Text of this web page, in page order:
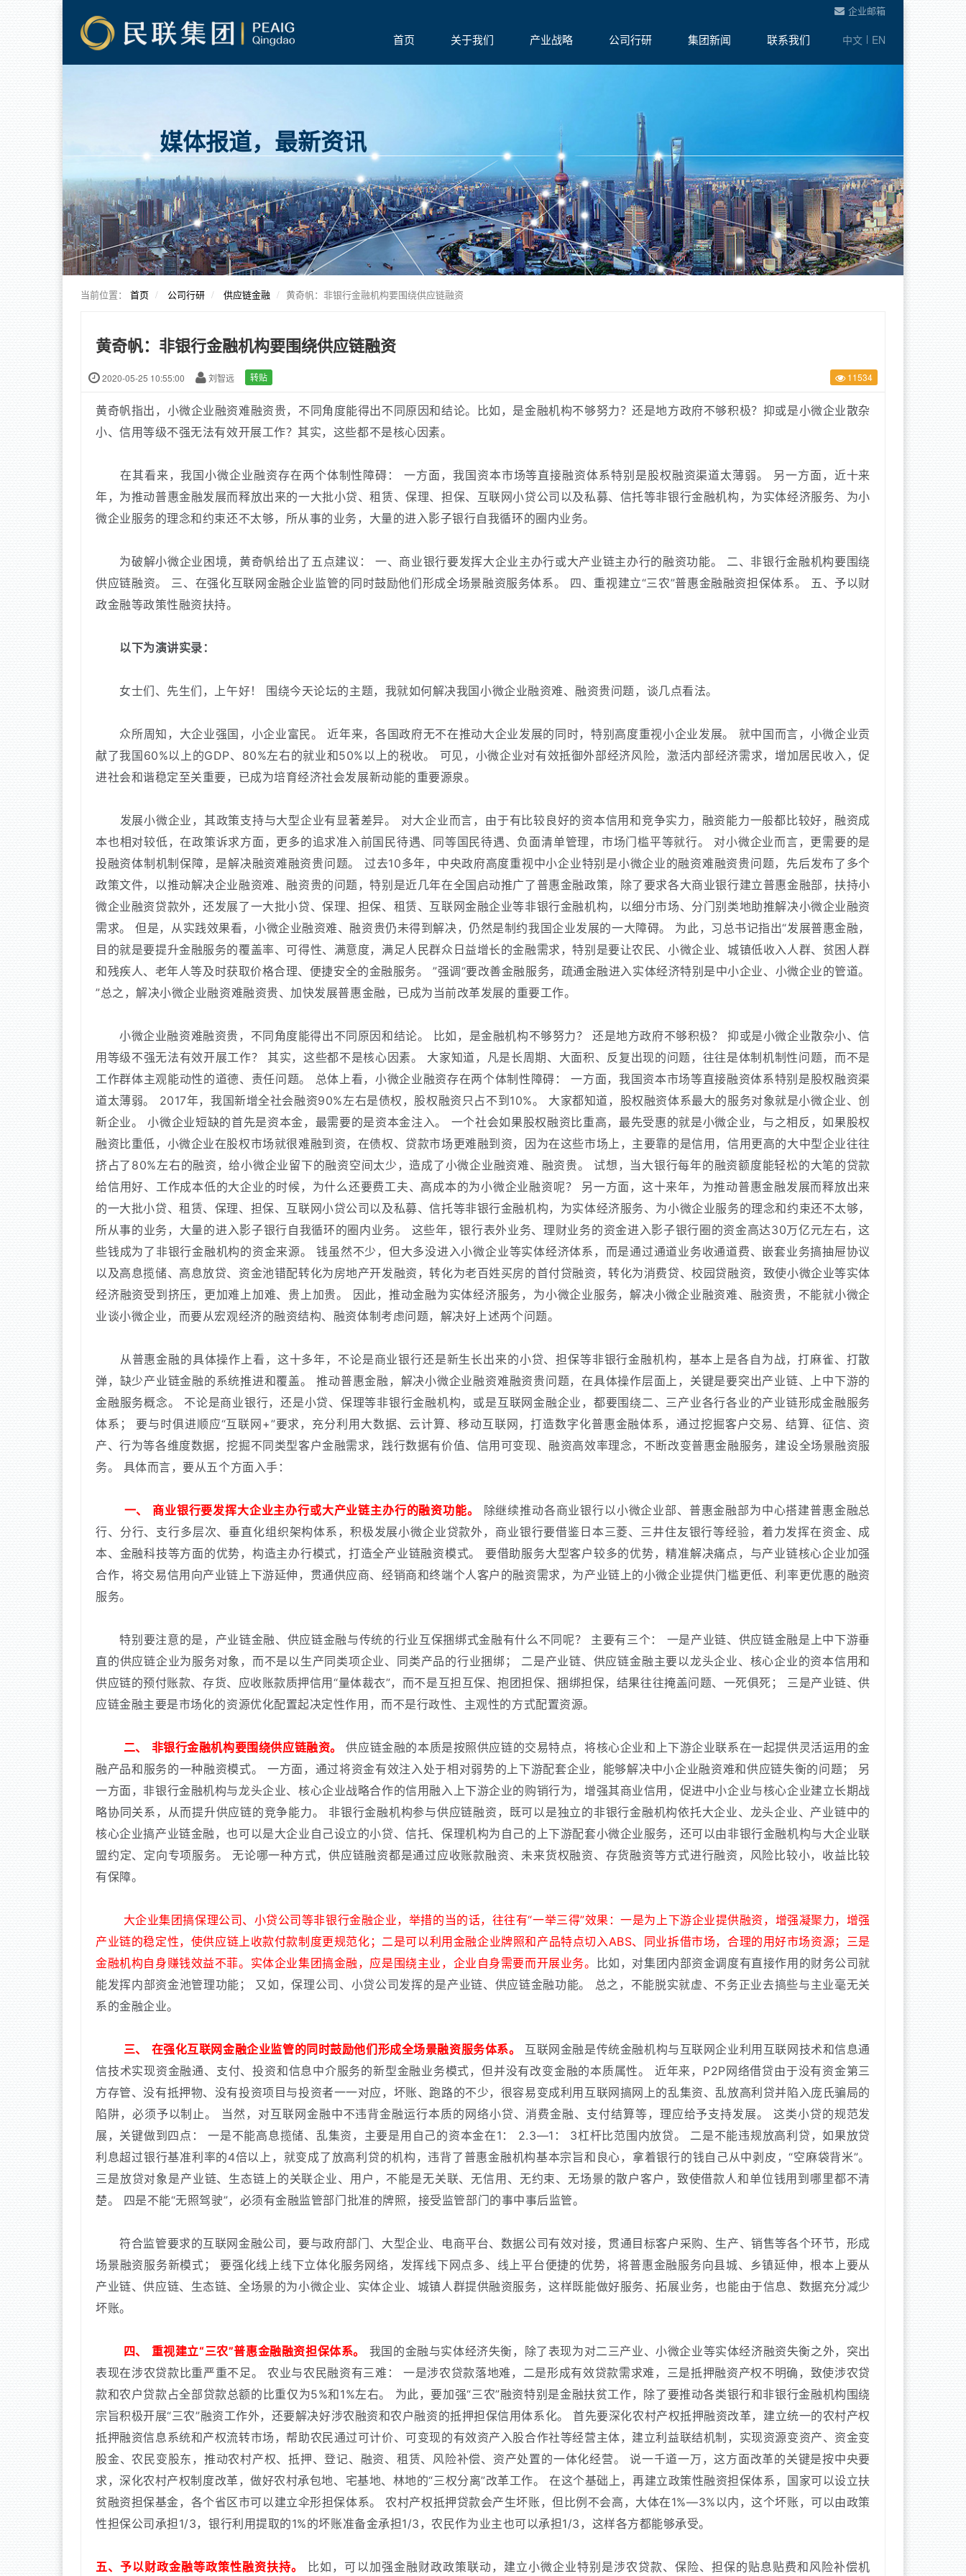
企业邮箱
首页 关于我们 产业战略 公司行研 集团新闻 联系我们 中文 EN
当前位置： 首页 公司行研 供应链金融 黄奇帆：非银行金融机构要围绕供应链融资
媒体报道，最新资讯
黄奇帆：非银行金融机构要围绕供应链融资
2020-05-25 10:55:00 刘智远 转贴 11534
黄奇帆指出，小微企业融资难融资贵，不同角度能得出不同原因和结论。比如，是金融机构不够努力？还是地方政府不够积极？抑或是小微企业散杂
小、信用等级不强无法有效开展工作？其实，这些都不是核心因素。
在其看来，我国小微企业融资存在两个体制性障碍： 一方面，我国资本市场等直接融资体系特别是股权融资渠道太薄弱。
另一方面，近十来
年，为推动普惠金融发展而释放出来的一大批小贷、租赁、保理、担保、互联网小贷公司以及私募、信托等非银行金融机构，为实体经济服务、为小
微企业服务的理念和约束还不太够，所从事的业务，大量的进入影子银行自我循环的圈内业务。
为破解小微企业困境，黄奇帆给出了五点建议： 一、商业银行要发挥大企业主办行或大产业链主办行的融资功能。
二、非银行金融机构要围绕
供应链融资。
三、在强化互联网金融企业监管的同时鼓励他们形成全场景融资服务体系。 四、重视建立“三农”普惠金融融资担保体系。
五、予以财
政金融等政策性融资扶持。
以下为演讲实录：
女士们、先生们，上午好！ 围绕今天论坛的主题，我就如何解决我国小微企业融资难、融资贵问题，谈几点看法。
众所周知，大企业强国，小企业富民。 近年来，各国政府无不在推动大企业发展的同时，特别高度重视小企业发展。
就中国而言，小微企业贡
献了我国60%以上的GDP、80%左右的就业和50%以上的税收。
可见，小微企业对有效抵御外部经济风险，激活内部经济需求，增加居民收入，促
进社会和谐稳定至关重要，已成为培育经济社会发展新动能的重要源泉。
发展小微企业，其政策支持与大型企业有显著差异。
对大企业而言，由于有比较良好的资本信用和竞争实力，融资能力一般都比较好，融资成
本也相对较低，在政策诉求方面，更多的追求准入前国民待遇、同等国民待遇、负面清单管理，市场门槛平等就行。
对小微企业而言，更需要的是
投融资体制机制保障，是解决融资难融资贵问题。
过去10多年，中央政府高度重视中小企业特别是小微企业的融资难融资贵问题，先后发布了多个
政策文件，以推动解决企业融资难、融资贵的问题，特别是近几年在全国启动推广了普惠金融政策，除了要求各大商业银行建立普惠金融部，扶持小
微企业融资贷款外，还发展了一大批小贷、保理、担保、租赁、互联网金融企业等非银行金融机构，以细分市场、分门别类地助推解决小微企业融资
需求。
但是，从实践效果看，小微企业融资难、融资贵仍未得到解决，仍然是制约我国企业发展的一大障碍。
为此，习总书记指出“发展普惠金融，
目的就是要提升金融服务的覆盖率、可得性、满意度，满足人民群众日益增长的金融需求，特别是要让农民、小微企业、城镇低收入人群、贫困人群
和残疾人、老年人等及时获取价格合理、便捷安全的金融服务。
”强调“要改善金融服务，疏通金融进入实体经济特别是中小企业、小微企业的管道。
”总之，解决小微企业融资难融资贵、加快发展普惠金融，已成为当前改革发展的重要工作。
小微企业融资难融资贵，不同角度能得出不同原因和结论。 比如，是金融机构不够努力？ 还是地方政府不够积极？
抑或是小微企业散杂小、信
用等级不强无法有效开展工作？
其实，这些都不是核心因素。
大家知道，凡是长周期、大面积、反复出现的问题，往往是体制机制性问题，而不是
工作群体主观能动性的道德、责任问题。
总体上看，小微企业融资存在两个体制性障碍：
一方面，我国资本市场等直接融资体系特别是股权融资渠
道太薄弱。
2017年，我国新增全社会融资90%左右是债权，股权融资只占不到10%。
大家都知道，股权融资体系最大的服务对象就是小微企业、创
新企业。
小微企业短缺的首先是资本金，最需要的是资本金注入。
一个社会如果股权融资比重高，最先受惠的就是小微企业，与之相反，如果股权
融资比重低，小微企业在股权市场就很难融到资，在债权、贷款市场更难融到资，因为在这些市场上，主要靠的是信用，信用更高的大中型企业往往
挤占了80%左右的融资，给小微企业留下的融资空间太少，造成了小微企业融资难、融资贵。
试想，当大银行每年的融资额度能轻松的大笔的贷款
给信用好、工作成本低的大企业的时候，为什么还要费工夫、高成本的为小微企业融资呢？
另一方面，这十来年，为推动普惠金融发展而释放出来
的一大批小贷、租赁、保理、担保、互联网小贷公司以及私募、信托等非银行金融机构，为实体经济服务、为小微企业服务的理念和约束还不太够，
所从事的业务，大量的进入影子银行自我循环的圈内业务。
这些年，银行表外业务、理财业务的资金进入影子银行圈的资金高达30万亿元左右，这
些钱成为了非银行金融机构的资金来源。
钱虽然不少，但大多没进入小微企业等实体经济体系，而是通过通道业务收通道费、嵌套业务搞抽屉协议
以及高息揽储、高息放贷、资金池错配转化为房地产开发融资，转化为老百姓买房的首付贷融资，转化为消费贷、校园贷融资，致使小微企业等实体
经济融资受到挤压，更加难上加难、贵上加贵。
因此，推动金融为实体经济服务，为小微企业服务，解决小微企业融资难、融资贵，不能就小微企
业谈小微企业，而要从宏观经济的融资结构、融资体制考虑问题，解决好上述两个问题。
从普惠金融的具体操作上看，这十多年，不论是商业银行还是新生长出来的小贷、担保等非银行金融机构，基本上是各自为战，打麻雀、打散
弹，缺少产业链金融的系统推进和覆盖。
推动普惠金融，解决小微企业融资难融资贵问题，在具体操作层面上，关键是要突出产业链、上中下游的
金融服务概念。
不论是商业银行，还是小贷、保理等非银行金融机构，或是互联网金融企业，都要围绕二、三产业各行各业的产业链形成金融服务
体系；
要与时俱进顺应“互联网+”要求，充分利用大数据、云计算、移动互联网，打造数字化普惠金融体系，通过挖掘客户交易、结算、征信、资
产、行为等各维度数据，挖掘不同类型客户金融需求，践行数据有价值、信用可变现、融资高效率理念，不断改变普惠金融服务，建设全场景融资服
务。
具体而言，要从五个方面入手：
一、 商业银行要发挥大企业主办行或大产业链主办行的融资功能。
除继续推动各商业银行以小微企业部、普惠金融部为中心搭建普惠金融总
行、分行、支行多层次、垂直化组织架构体系，积极发展小微企业贷款外，商业银行要借鉴日本三菱、三井住友银行等经验，着力发挥在资金、成
本、金融科技等方面的优势，构造主办行模式，打造全产业链融资模式。
要借助服务大型客户较多的优势，精准解决痛点，与产业链核心企业加强
合作，将交易信用向产业链上下游延伸，贯通供应商、经销商和终端个人客户的融资需求，为产业链上的小微企业提供门槛更低、利率更优惠的融资
服务。
特别要注意的是，产业链金融、供应链金融与传统的行业互保捆绑式金融有什么不同呢？ 主要有三个：
一是产业链、供应链金融是上中下游垂
直的供应链企业为服务对象，而不是以生产同类项企业、同类产品的行业捆绑；
二是产业链、供应链金融主要以龙头企业、核心企业的资本信用和
供应链的预付账款、存货、应收账款质押信用“量体裁衣”，而不是互担互保、抱团担保、捆绑担保，结果往往掩盖问题、一死俱死；
三是产业链、供
应链金融主要是市场化的资源优化配置起决定性作用，而不是行政性、主观性的方式配置资源。
二、 非银行金融机构要围绕供应链融资。
供应链金融的本质是按照供应链的交易特点，将核心企业和上下游企业联系在一起提供灵活运用的金
融产品和服务的一种融资模式。
一方面，通过将资金有效注入处于相对弱势的上下游配套企业，能够解决中小企业融资难和供应链失衡的问题；
另
一方面，非银行金融机构与龙头企业、核心企业战略合作的信用融入上下游企业的购销行为，增强其商业信用，促进中小企业与核心企业建立长期战
略协同关系，从而提升供应链的竞争能力。
非银行金融机构参与供应链融资，既可以是独立的非银行金融机构依托大企业、龙头企业、产业链中的
核心企业搞产业链金融，也可以是大企业自己设立的小贷、信托、保理机构为自己的上下游配套小微企业服务，还可以由非银行金融机构与大企业联
盟约定、定向专项服务。
无论哪一种方式，供应链融资都是通过应收账款融资、未来货权融资、存货融资等方式进行融资，风险比较小，收益比较
有保障。
大企业集团搞保理公司、小贷公司等非银行金融企业，举措的当的话，往往有“一举三得”效果：一是为上下游企业提供融资，增强凝聚力，增强
产业链的稳定性，使供应链上收款付款制度更规范化；二是可以利用金融企业牌照和产品特点切入ABS、同业拆借市场，合理的用好市场资源；三是
金融机构自身赚钱效益不菲。实体企业集团搞金融，应是围绕主业，企业自身需要而开展业务。
比如，对集团内部资金调度有直接作用的财务公司就
能发挥内部资金池管理功能；
又如，保理公司、小贷公司发挥的是产业链、供应链金融功能。
总之，不能脱实就虚、不务正业去搞些与主业毫无关
系的金融企业。
三、 在强化互联网金融企业监管的同时鼓励他们形成全场景融资服务体系。
互联网金融是传统金融机构与互联网企业利用互联网技术和信息通
信技术实现资金融通、支付、投资和信息中介服务的新型金融业务模式，但并没有改变金融的本质属性。
近年来，P2P网络借贷由于没有资金第三
方存管、没有抵押物、没有投资项目与投资者一一对应，坏账、跑路的不少，很容易变成利用互联网搞网上的乱集资、乱放高利贷并陷入庞氏骗局的
陷阱，必须予以制止。
当然，对互联网金融中不违背金融运行本质的网络小贷、消费金融、支付结算等，理应给予支持发展。
这类小贷的规范发
展，关键做到四点：
一是不能高息揽储、乱集资，主要是用自己的资本金在1： 2.3—1： 3杠杆比范围内放贷。
二是不能违规放高利贷，如果放贷
利息超过银行基准利率的4倍以上，就变成了放高利贷的机构，违背了普惠金融机构基本宗旨和良心，拿着银行的钱自己从中剥皮，“空麻袋背米”。
三是放贷对象是产业链、生态链上的关联企业、用户，不能是无关联、无信用、无约束、无场景的散户客户，致使借款人和单位钱用到哪里都不清
楚。
四是不能“无照驾驶”，必须有金融监管部门批准的牌照，接受监管部门的事中事后监管。
符合监管要求的互联网金融公司，要与政府部门、大型企业、电商平台、数据公司有效对接，贯通目标客户采购、生产、销售等各个环节，形成
场景融资服务新模式；
要强化线上线下立体化服务网络，发挥线下网点多、线上平台便捷的优势，将普惠金融服务向县城、乡镇延伸，根本上要从
产业链、供应链、生态链、全场景的为小微企业、实体企业、城镇人群提供融资服务，这样既能做好服务、拓展业务，也能由于信息、数据充分减少
坏账。
四、 重视建立“三农”普惠金融融资担保体系。
我国的金融与实体经济失衡，除了表现为对二三产业、小微企业等实体经济融资失衡之外，突出
表现在涉农贷款比重严重不足。
农业与农民融资有三难：
一是涉农贷款落地难，二是形成有效贷款需求难，三是抵押融资产权不明确，致使涉农贷
款和农户贷款占全部贷款总额的比重仅为5%和1%左右。
为此，要加强“三农”融资特别是金融扶贫工作，除了要推动各类银行和非银行金融机构围绕
宗旨积极开展“三农”融资工作外，还要解决好涉农融资和农户融资的抵押担保信用体系化。
首先要深化农村产权抵押融资改革，建立统一的农村产权
抵押融资信息系统和产权流转市场，帮助农民通过可计价、可变现的有效资产入股合作社等经营主体，建立利益联结机制，实现资源变资产、资金变
股金、农民变股东，推动农村产权、抵押、登记、融资、租赁、风险补偿、资产处置的一体化经营。
说一千道一万，这方面改革的关键是按中央要
求，深化农村产权制度改革，做好农村承包地、宅基地、林地的“三权分离”改革工作。
在这个基础上，再建立政策性融资担保体系，国家可以设立扶
贫融资担保基金，各个省区市可以建立伞形担保体系。
农村产权抵押贷款会产生坏账，但比例不会高，大体在1%—3%以内，这个坏账，可以由政策
性担保公司承担1/3，银行利用提取的1%的坏账准备金承担1/3，农民作为业主也可以承担1/3，这样各方都能够承受。
五、予以财政金融等政策性融资扶持。 比如，可以加强金融财政政策联动，建立小微企业特别是涉农贷款、保险、担保的贴息贴费和风险补偿机